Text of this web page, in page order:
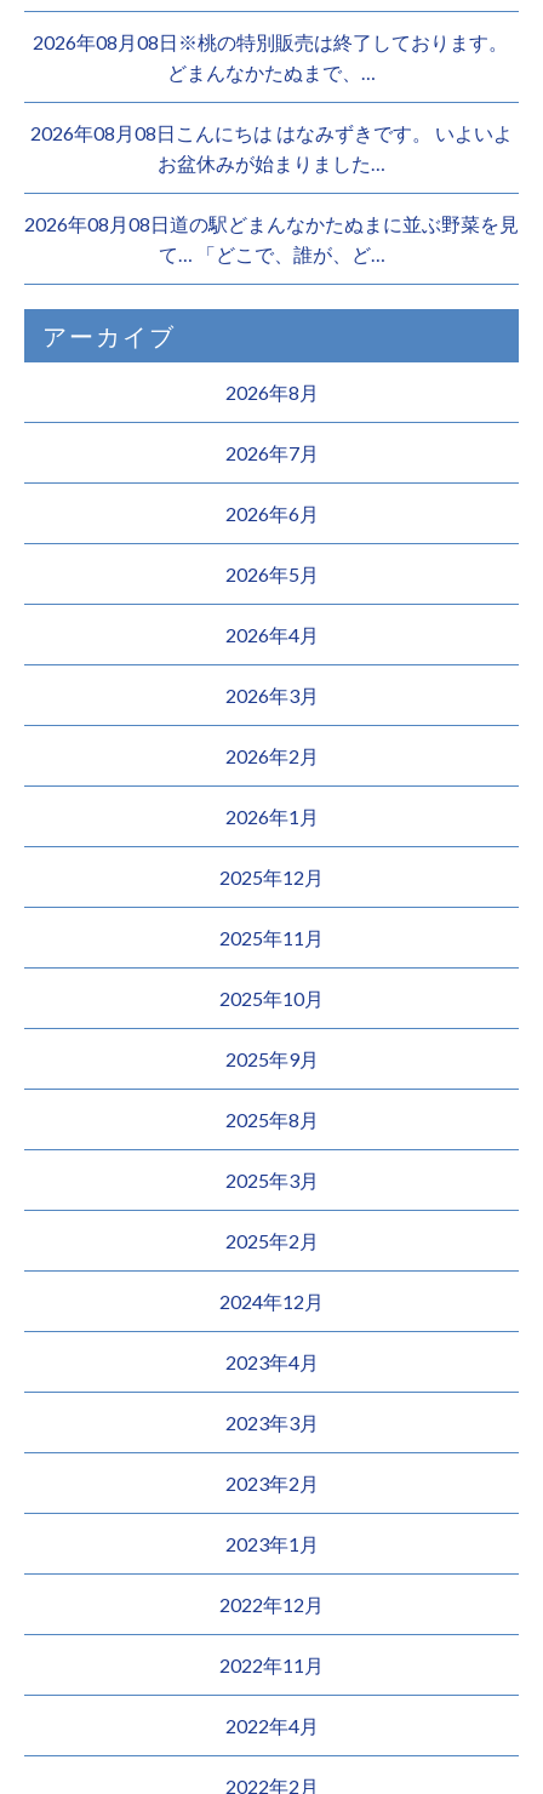
2026年08月08日※桃の特別販売は終了しております。 ️
どまんなかたぬまで、…
2026年08月08日こんにちは はなみずきです。 いよいよ
お盆休みが始まりました…
2026年08月08日道の駅どまんなかたぬまに並ぶ野菜を見
て… 「どこで、誰が、ど…
アーカイブ
2026年8月
2026年7月
2026年6月
2026年5月
2026年4月
2026年3月
2026年2月
2026年1月
2025年12月
2025年11月
2025年10月
2025年9月
2025年8月
2025年3月
2025年2月
2024年12月
2023年4月
2023年3月
2023年2月
2023年1月
2022年12月
2022年11月
2022年4月
2022年2月